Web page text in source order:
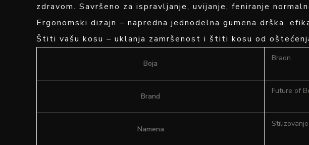
zdravom. Savršeno za ispravljanje, uvijanje, feniranje
Ergonomski dizajn – napredna jednodelna gumena drška,
Štiti vašu kosu – uklanja zamršenost i štiti kosu od
Boja
Braon
Brand
Future of
Namena
Stilizovanje